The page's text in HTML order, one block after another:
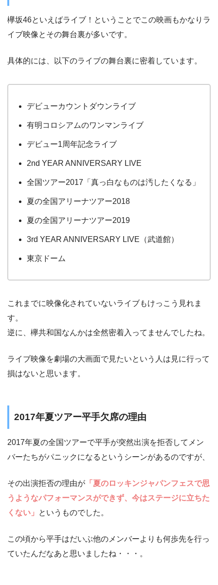
欅坂46といえばライブ！ということでこの映画もかなりラ
イブ映像とその舞台裏が多いです。
具体的には、以下のライブの舞台裏に密着しています。
デビューカウントダウンライブ
有明コロシアムのワンマンライブ
デビュー1周年記念ライブ
2nd YEAR ANNIVERSARY LIVE
全国ツアー2017「真っ白なものは汚したくなる」
夏の全国アリーナツアー2018
夏の全国アリーナツアー2019
3rd YEAR ANNIVERSARY LIVE（武道館）
東京ドーム
これまでに映像化されていないライブもけっこう見れま
す。
逆に、欅共和国なんかは全然密着入ってませんでしたね。
ライブ映像を劇場の大画面で見たいという人は見に行って
損はないと思います。
2017年夏ツアー平手欠席の理由
2017年夏の全国ツアーで平手が突然出演を拒否してメン
バーたちがパニックになるというシーンがあるのですが、
その出演拒否の理由が 「夏のロッキンジャパンフェスで思
うようなパフォーマンスができず、今はステージに立ちた
くない」
というものでした。
この頃から平手はだいぶ他のメンバーよりも何歩先を行っ
ていたんだなあと思いましたね・・・。